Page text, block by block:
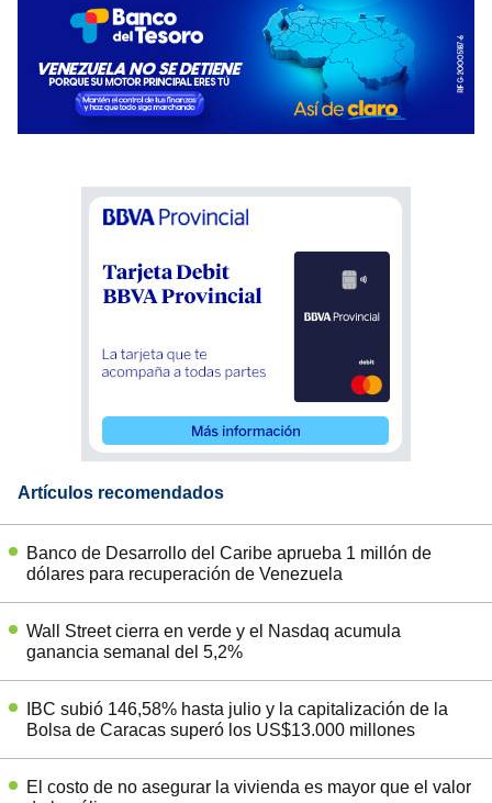
Artículos recomendados
Banco de Desarrollo del Caribe aprueba 1 millón de
dólares para recuperación de Venezuela
Wall Street cierra en verde y el Nasdaq acumula
ganancia semanal del 5,2%
IBC subió 146,58% hasta julio y la capitalización de la
Bolsa de Caracas superó los US$13.000 millones
El costo de no asegurar la vivienda es mayor que el valor